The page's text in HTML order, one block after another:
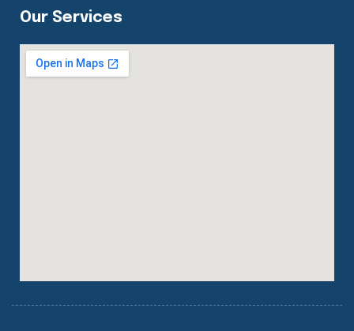
Our Services